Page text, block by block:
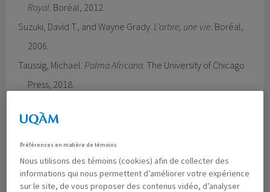
Royal. Boréal, 2012.
Suzuki, David T., and Wayne Grady.L’arbre, une vie. Boréal,
2006.
Taussig, Michael.Palma Africana. The University of Chicago
Press, 2018.
1994.
Wohlleben, Peter.La Vie Secrète Des Arbres. Découvertes
d’un Monde Caché. Multimondes, 2015.
Beaujard, Philippe.
Histoire et Voyages Des Plantes Cultivées
Préférences en matière de témoins
Nous utilisons des témoins (cookies) afin de collecter des
informations qui nous permettent d’améliorer votre expérience
sur le site, de vous proposer des contenus vidéo, d’analyser